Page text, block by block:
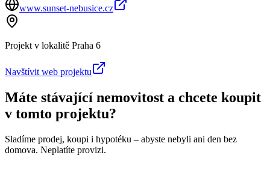
www.sunset-nebusice.cz
Projekt v lokalitě Praha 6
Navštívit web projektu
Máte stávající nemovitost a chcete koupit
v tomto projektu?
Sladíme prodej, koupi i hypotéku – abyste nebyli ani den bez
domova. Neplatíte provizi.